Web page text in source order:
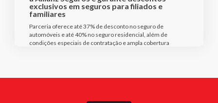
exclusivos em seguros para filiados e
familiares
Parceria oferece até 37% de desconto no seguro de
automóveis e até 40% no seguro residencial, além de
condições especiais de contratação e ampla cobertura